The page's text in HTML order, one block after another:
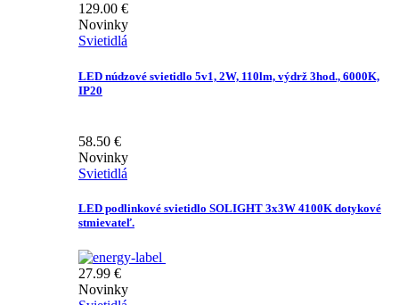
129.00 €
Novinky
Svietidlá
LED núdzové svietidlo 5v1, 2W, 110lm, výdrž 3hod., 6000K,
IP20
58.50 €
Novinky
Svietidlá
LED podlinkové svietidlo SOLIGHT 3x3W 4100K dotykové
stmievateľ.
27.99 €
Novinky